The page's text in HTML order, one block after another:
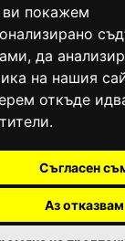
ви покажем
да
на нашия
откъде
Съгласен
Аз отказвам
Дондуков, 88
страници
Бисквитки
Общи условия